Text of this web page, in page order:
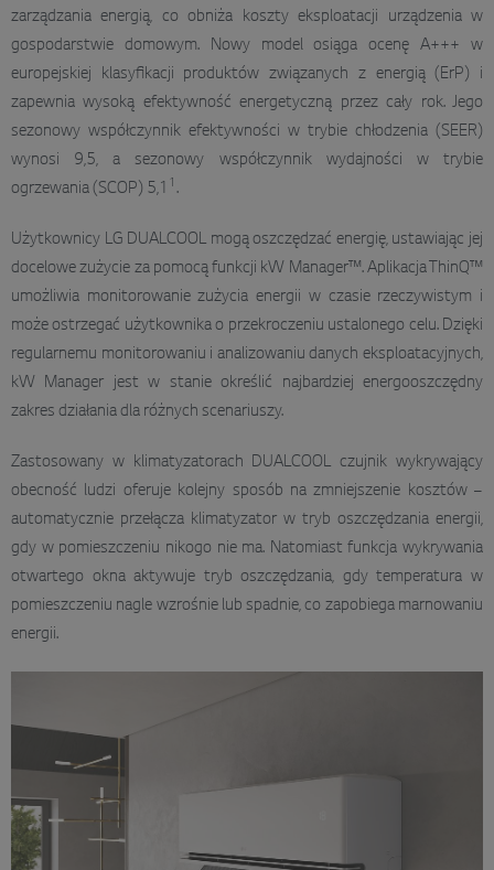
zarządzania energią, co obniża koszty eksploatacji urządzenia w
gospodarstwie domowym. Nowy model osiąga ocenę A+++ w
europejskiej klasyfikacji produktów związanych z energią (ErP) i
zapewnia wysoką efektywność energetyczną przez cały rok. Jego
sezonowy współczynnik efektywności w trybie chłodzenia (SEER)
wynosi 9,5, a sezonowy współczynnik wydajności w trybie
ogrzewania (SCOP) 5,1
.
Użytkownicy LG DUALCOOL mogą oszczędzać energię, ustawiając jej
docelowe zużycie za pomocą funkcji kW Manager™. Aplikacja ThinQ™
umożliwia monitorowanie zużycia energii w czasie rzeczywistym i
może ostrzegać użytkownika o przekroczeniu ustalonego celu. Dzięki
regularnemu monitorowaniu i analizowaniu danych eksploatacyjnych,
kW Manager jest w stanie określić najbardziej energooszczędny
zakres działania dla różnych scenariuszy.
Zastosowany w klimatyzatorach DUALCOOL czujnik wykrywający
obecność ludzi oferuje kolejny sposób na zmniejszenie kosztów –
automatycznie przełącza klimatyzator w tryb oszczędzania energii,
gdy w pomieszczeniu nikogo nie ma. Natomiast funkcja wykrywania
otwartego okna aktywuje tryb oszczędzania, gdy temperatura w
pomieszczeniu nagle wzrośnie lub spadnie, co zapobiega marnowaniu
energii.